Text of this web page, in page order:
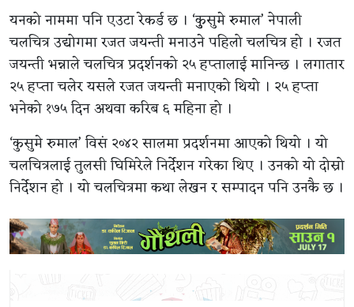
यनको नाममा पनि एउटा रेकर्ड छ । ‘कुुसुमे रुमाल’ नेपाली
चलचित्र उद्योगमा रजत जयन्ती मनाउने पहिलो चलचित्र हो । रजत
जयन्ती भन्नाले चलचित्र प्रदर्शनको २५ हप्तालाई मानिन्छ । लगातार
२५ हप्ता चलेर यसले रजत जयन्ती मनाएको थियो । २५ हप्ता
भनेको १७५ दिन अथवा करिब ६ महिना हो ।
‘कुसुमे रुमाल’ विसं २०४२ सालमा प्रदर्शनमा आएको थियो । यो
चलचित्रलाई तुलसी घिमिरेले निर्देशन गरेका थिए । उनको यो दोस्रो
निर्देशन हो । यो चलचित्रमा कथा लेखन र सम्पादन पनि उनकै छ ।